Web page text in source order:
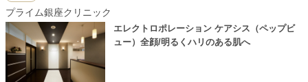
プライム銀座クリニック
エレクトロポレーション ケアシス（ペップビ
ュー）全顔/明るくハリのある肌へ